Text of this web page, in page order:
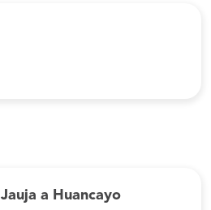
Jauja a Huancayo